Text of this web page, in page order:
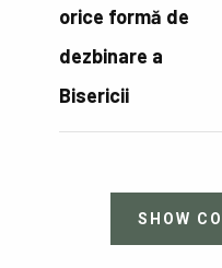
orice formă de
dezbinare a
Bisericii
SHOW